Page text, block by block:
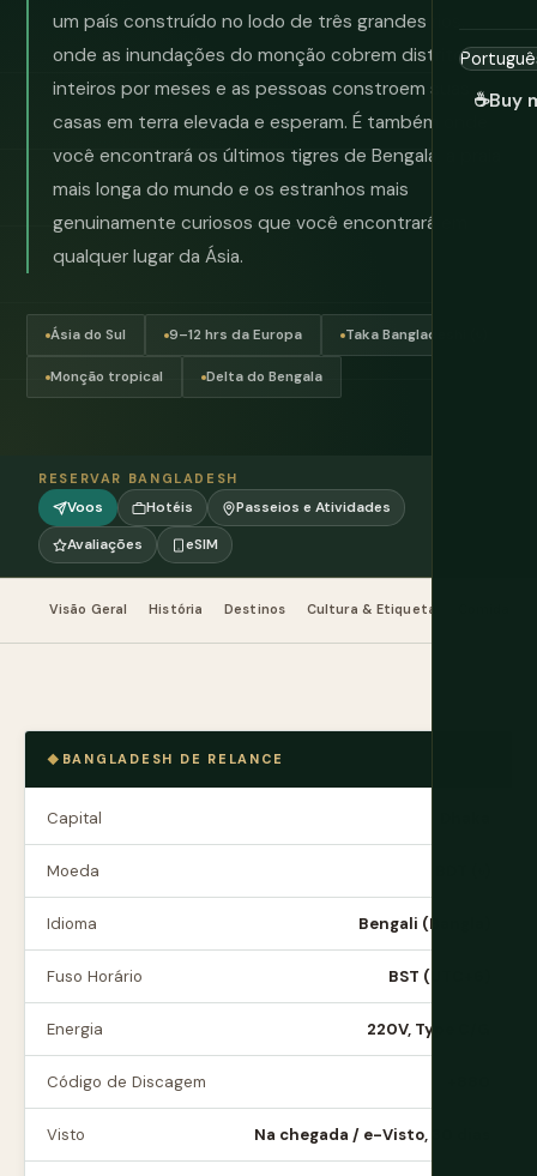
☕Buy
um país construído no lodo de três grandes rios,
onde as inundações do monção cobrem distritos
inteiros por meses e as pessoas constroem suas
casas em terra elevada e esperam. É também onde
você encontrará os últimos tigres de Bengala, a praia
mais longa do mundo e os estranhos mais
genuinamente curiosos que você encontrará em
qualquer lugar da Ásia.
Ásia do Sul 9–12 hrs da Europa Taka Bangladeshi (৳)
Monção tropical Delta do Bengala
RESERVAR BANGLADESH
Voos Hotéis
Passeios e Atividades
Avaliações
eSIM
Visão Geral História Destinos Cultura & Etiqueta
BANGLADESH DE RELANCE
Capital
Moeda
Idioma Bengali (Bangla)
Fuso Horário BST (UTC+6)
Energia 220V, Type C/G
Código de Discagem
Visto Na chegada / e-Visto, 30 dias